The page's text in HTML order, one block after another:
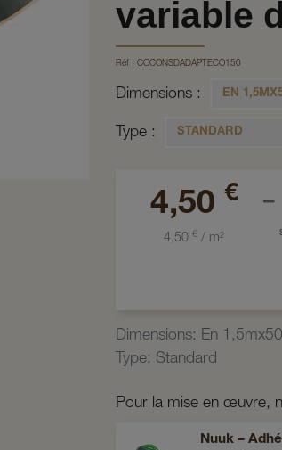
variable
Réf : COCONSDADAPTECO150
Dimensions EN
Type STANDARD
4,50 €
4,50 €/ m²
Dimensions: En
Type: Standard
Pour la mise en œuvre,
Nuuk –